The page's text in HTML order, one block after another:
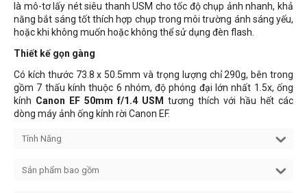
là mô-tơ lấy nét siêu thanh USM cho tốc độ chụp ảnh nhanh, khả
năng bắt sáng tốt thích hợp chụp trong môi trường ánh sáng yếu,
hoặc khi không muốn hoặc không thể sử dụng đèn flash.
Thiết kế gọn gàng
Có kích thước 73.8 x 50.5mm và trọng lượng chỉ 290g, bên trong
gồm 7 thấu kính thuộc 6 nhóm, độ phóng đại lớn nhất 1.5x, ống
kính Canon EF 50mm f/1.4 USM tương thích với hầu hết các
dòng máy ảnh ống kính rời Canon EF.
Tính Năng
Sản phẩm bao gồm